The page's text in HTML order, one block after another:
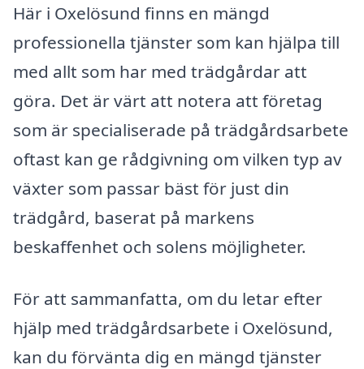
Här i Oxelösund finns en mängd
professionella tjänster som kan hjälpa till
med allt som har med trädgårdar att
göra. Det är värt att notera att företag
som är specialiserade på trädgårdsarbete
oftast kan ge rådgivning om vilken typ av
växter som passar bäst för just din
trädgård, baserat på markens
beskaffenhet och solens möjligheter.
För att sammanfatta, om du letar efter
hjälp med trädgårdsarbete i Oxelösund,
kan du förvänta dig en mängd tjänster